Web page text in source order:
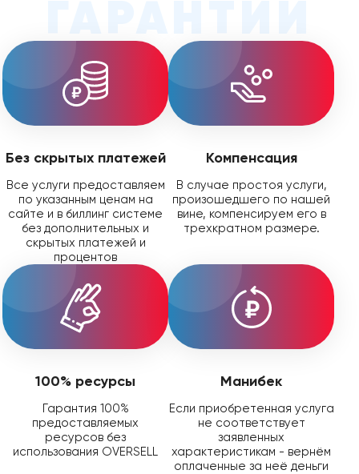
корпоративных блогов.
Во всех наших услугах доменных имен по
умолчанию включено скрытие
персональных данных в Whois. Подробнее
странице
конфигуратором. Доступны варианты для
различных CMS.
О том, как заказать хостинг в личном
кабинете, рассказали в
инструкции.
Без скрытых платежей
Все услуги предоставляем
по указанным ценам на
сайте и в биллинг системе
без дополнительных и
скрытых платежей и
процентов
Компенсация
В случае простоя услуги,
произошедшего по нашей
вине, компенсируем его в
трехкратном размере.
100% ресурсы
Гарантия 100%
предоставляемых
ресурсов без
использования OVERSELL
Манибек
Если приобретенная услуга
не соответствует
заявленных
характеристикам - вернём
оплаченные за неё деньги